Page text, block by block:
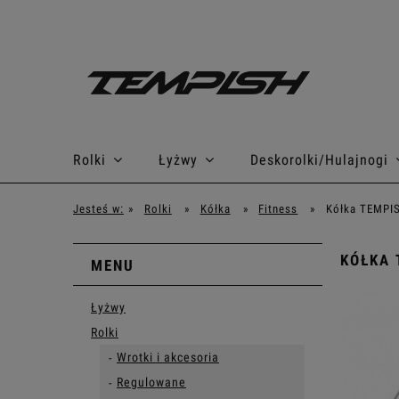
Rolki Łyżwy Deskorolki/Hulajnogi
Jesteś w: » Rolki » Kółka » Fitness » Kółka
MENU
Łyżwy
Rolki
Wrotki i akcesoria
Regulowane
KÓŁKA